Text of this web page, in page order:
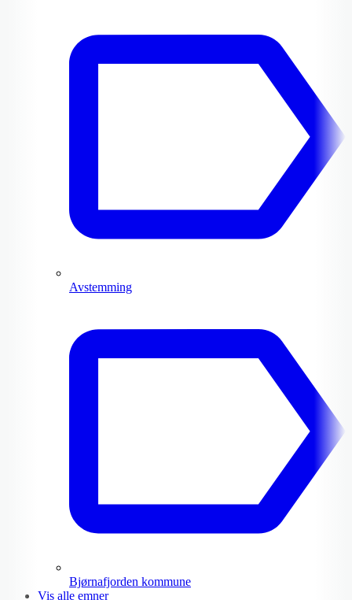
Avstemming
Bjørnafjorden kommune
Vis alle emner